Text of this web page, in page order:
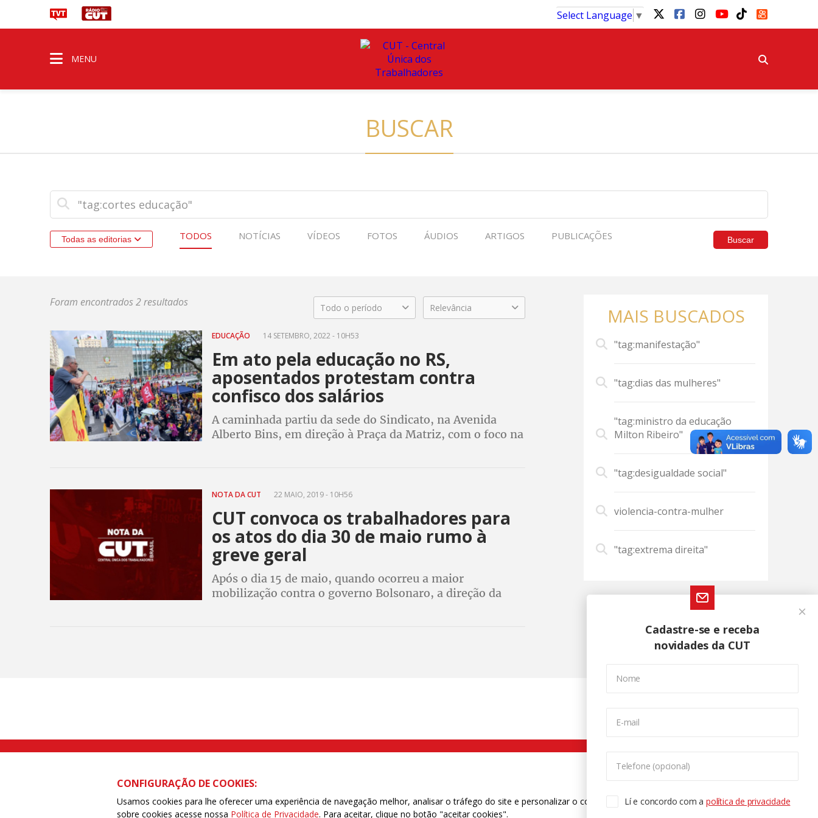
Select Language ▼
MENU
BUSCAR
Todas as editorias TODOS NOTÍCIAS VÍDEOS FOTOS ÁUDIOS ARTIGOS PUBLICAÇÕES Buscar
Foram encontrados 2 resultados Todo o período Relevância
EDUCAÇÃO 14 SETEMBRO, 2022 - 10H53
Em ato pela educação no RS,
aposentados protestam contra
confisco dos salários
A caminhada partiu da sede do Sindicato, na Avenida
Alberto Bins, em direção à Praça da Matriz, com o foco na
NOTA DA CUT 22 MAIO, 2019 - 10H56
CUT convoca os trabalhadores para
os atos do dia 30 de maio rumo à
greve geral
Após o dia 15 de maio, quando ocorreu a maior
mobilização contra o governo Bolsonaro, a direção da
MAIS BUSCADOS
"tag:manifestação"
"tag:dias das mulheres"
"tag:ministro da educação
Milton Ribeiro"
"tag:desigualdade social"
violencia-contra-mulher
"tag:extrema direita"
Cadastre-se e receba
novidades da CUT
Nome
E-mail
Telefone (opcional)
Lí e concordo com apolítica de privacidade
Rua Caetano Pinto nº 575 CEP 03041-000 Brás, São Paulo/SP | Telefone (11) 2108 9200 - Fax (11) 2108 9310
CONFIGURAÇÃO DE COOKIES:
Usamos cookies para lhe oferecer uma experiência de navegação melhor, analisar o tráfego do site e personalizar o conteúdo. Para saber mais
sobre cookies acesse nossa Política de Privacidade. Para aceitar, clique no botão "aceitar cookies".